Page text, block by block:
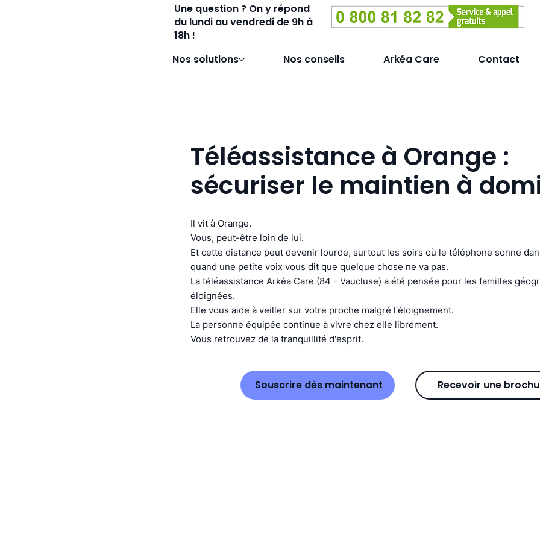
Une question ? On y répond
du lundi au vendredi de 9h à
18h !
Nos solutions Nos conseils Arkéa Care Contact
Téléassistance à Orange :
sécuriser le maintien à
Il vit à Orange.
Vous, peut-être loin de lui.
Et cette distance peut devenir lourde, surtout les soirs où le téléphone sonne
quand une petite voix vous dit que quelque chose ne va pas.
La téléassistance Arkéa Care (84 - Vaucluse) a été pensée pour les familles
éloignées.
Elle vous aide à veiller sur votre proche malgré l'éloignement.
La personne équipée continue à vivre chez elle librement.
Vous retrouvez de la tranquillité d'esprit.
Souscrire dès maintenant Recevoir une